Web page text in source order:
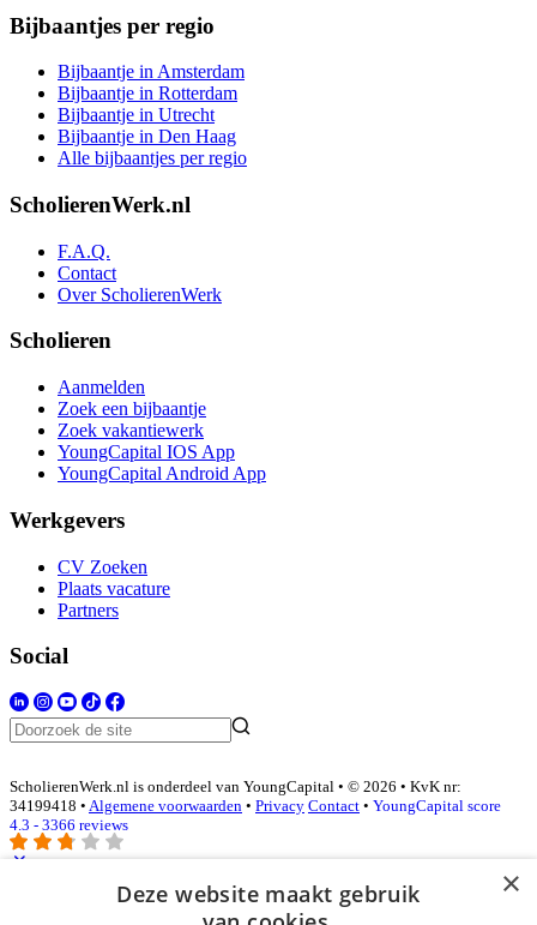
Bijbaantjes per regio
Bijbaantje in Amsterdam
Bijbaantje in Rotterdam
Bijbaantje in Utrecht
Bijbaantje in Den Haag
Alle bijbaantjes per regio
ScholierenWerk.nl
F.A.Q.
Contact
Over ScholierenWerk
Scholieren
Aanmelden
Zoek een bijbaantje
Zoek vakantiewerk
YoungCapital IOS App
YoungCapital Android App
Werkgevers
CV Zoeken
Plaats vacature
Partners
Social
ScholierenWerk.nl is onderdeel van YoungCapital • © 2026 • KvK nr:
34199418 • Algemene voorwaarden • Privacy Contact • YoungCapital score
4.3 - 3366 reviews
Inloggen als bedrijf
×
Deze website maakt gebruik